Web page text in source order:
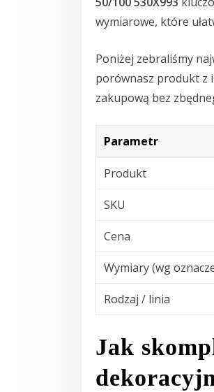
wymiarowe, które
Poniżej zebraliśmy
porównasz produkt z
zakupową bez
Parametr
Produkt
SKU
Cena
Wymiary (wg
Rodzaj / linia
Jak